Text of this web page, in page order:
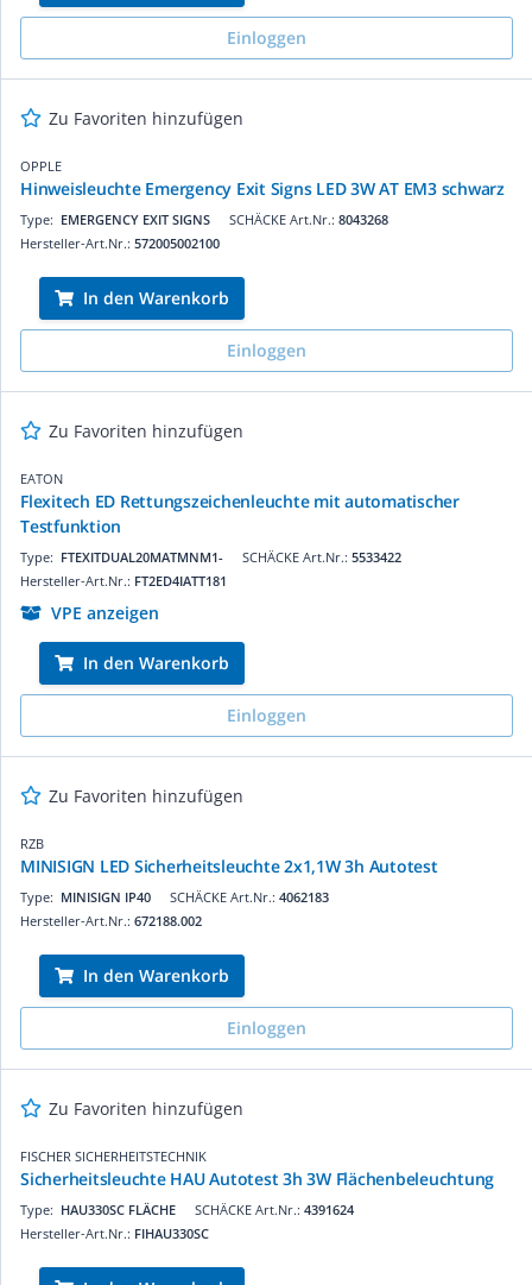
Einloggen
Zu Favoriten hinzufügen
OPPLE
Hinweisleuchte Emergency Exit Signs LED 3W AT EM3 schwarz
SCHÄCKE Art.Nr.: 8043268
Type: EMERGENCY EXIT SIGNS
Hersteller-Art.Nr.: 572005002100
In den Warenkorb
Einloggen
Zu Favoriten hinzufügen
EATON
Flexitech ED Rettungszeichenleuchte mit automatischer
Testfunktion
SCHÄCKE Art.Nr.: 5533422
Type: FTEXITDUAL20MATMNM1-
Hersteller-Art.Nr.: FT2ED4IATT181
VPE anzeigen
In den Warenkorb
Einloggen
Zu Favoriten hinzufügen
RZB
MINISIGN LED Sicherheitsleuchte 2x1,1W 3h Autotest
SCHÄCKE Art.Nr.: 4062183
Type: MINISIGN IP40
Hersteller-Art.Nr.: 672188.002
In den Warenkorb
Einloggen
Zu Favoriten hinzufügen
FISCHER SICHERHEITSTECHNIK
Sicherheitsleuchte HAU Autotest 3h 3W Flächenbeleuchtung
SCHÄCKE Art.Nr.: 4391624
Type: HAU330SC FLÄCHE
Hersteller-Art.Nr.: FIHAU330SC